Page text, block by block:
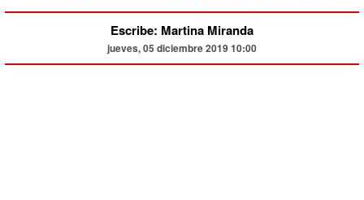
Escribe: Martina Miranda
jueves, 05 diciembre 2019 10:00